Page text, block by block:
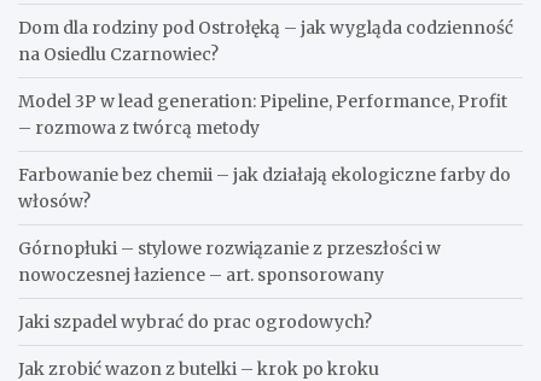
Dom dla rodziny pod Ostrołęką – jak wygląda codzienność
na Osiedlu Czarnowiec?
Model 3P w lead generation: Pipeline, Performance, Profit
– rozmowa z twórcą metody
Farbowanie bez chemii – jak działają ekologiczne farby do
włosów?
Górnopłuki – stylowe rozwiązanie z przeszłości w
nowoczesnej łazience – art. sponsorowany
Jaki szpadel wybrać do prac ogrodowych?
Jak zrobić wazon z butelki – krok po kroku